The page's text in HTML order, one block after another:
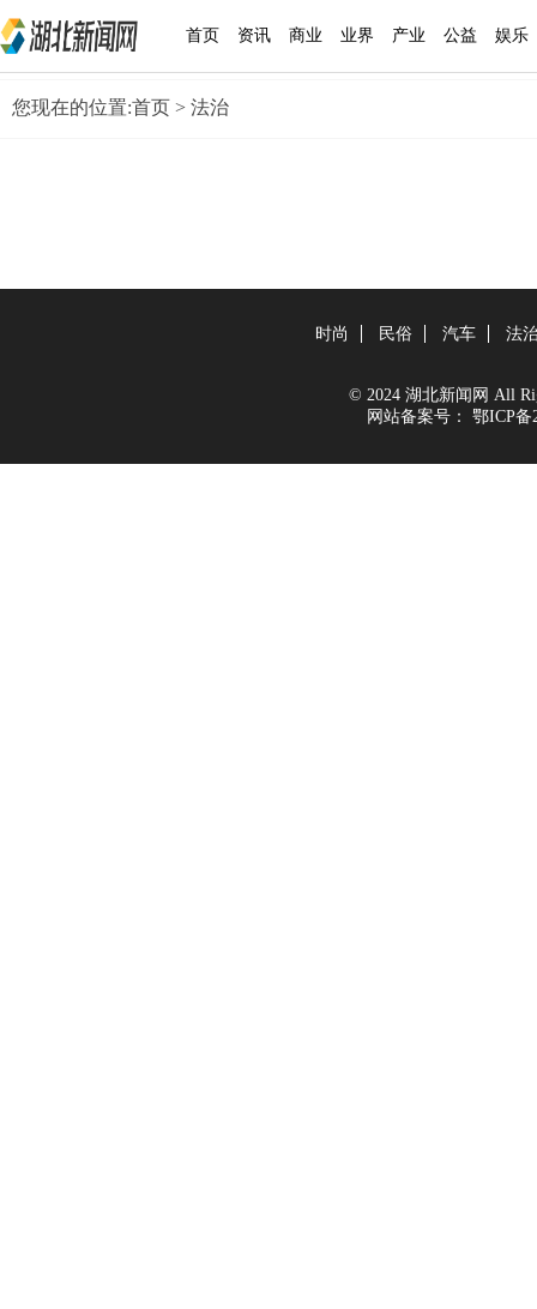
首页 资讯 商业 业界 产业 公益 娱乐
您现在的位置:首页 > 法治
时尚 民俗 汽车 法
© 2024 湖北新闻网 All
网站备案号：
鄂ICP备